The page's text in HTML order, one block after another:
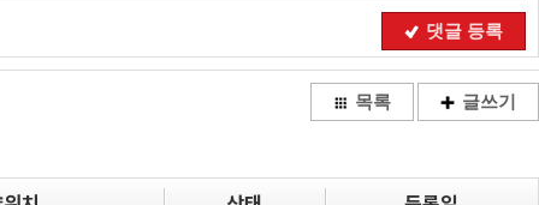
댓글 등록
목록 글쓰기